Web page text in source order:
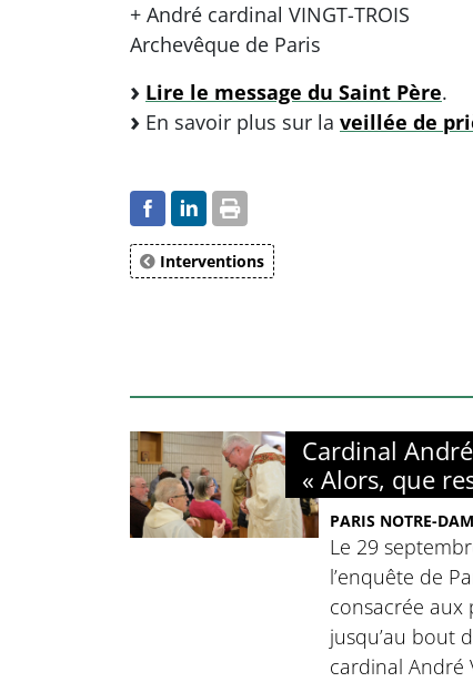
+ André cardinal VINGT-TROIS
Archevêque de Paris
Lire le message du Saint Père.
En savoir plus sur la veillée de
Interventions
Cardinal
« Alors, que
PARIS NOTRE-
Le 29
l’enquête de
consacrée aux
jusqu’au bout
cardinal André